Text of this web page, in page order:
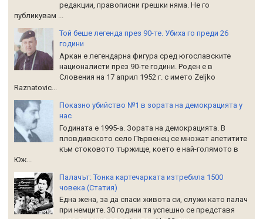
редакции, правописни грешки няма. Не го
публикувам ...
Той беше легенда през 90-те. Убиха го преди 26
години
Аркан е легендарна фигура сред югославските
националисти през 90-те години. Роден е в
Словения на 17 април 1952 г. с името Zeljko
Raznatoviс...
Показно убийство №1 в зората на демокрацията у
нас
Годината е 1995-а. Зората на демокрацията. В
пловдивското село Първенец се множат апетитите
към стоковото тържище, което е най-голямото в
Юж...
Палачът: Тонка картечарката изтребила 1500
човека (Статия)
Една жена, за да спаси живота си, служи като палач
при немците. 30 години тя успешно се представя